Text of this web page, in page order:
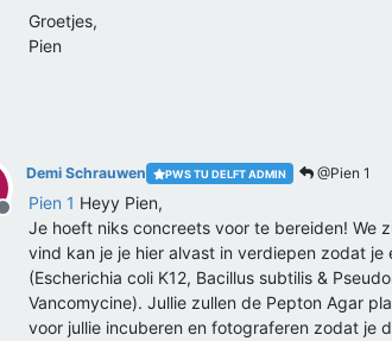
Groetjes,
Pien
Offline
Demi Schrauwen PWS TU DELFT ADMIN @Pien 1
Pien 1 Heyy Pien,
Je hoeft niks concreets voor te bereiden! We
vind kan je je hier alvast in verdiepen zodat
(Escherichia coli K12, Bacillus subtilis &
Vancomycine). Jullie zullen de Pepton Agar
voor jullie incuberen en fotograferen zodat je